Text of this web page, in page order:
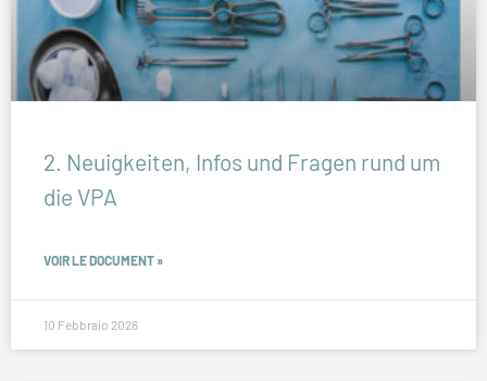
2. Neuigkeiten, Infos und Fragen rund um
die VPA
VOIR LE DOCUMENT »
10 Febbraio 2026